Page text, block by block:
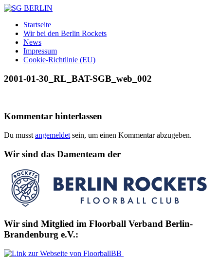
Zum
springen
BERLIN
DAMEN
FLOORBALL
TEAM
Startseite
Wir bei den Berlin Rockets
News
Impressum
Cookie-Richtlinie (EU)
2001-01-30_RL_BAT-SGB_web_002
Kommentar hinterlassen
Du musst angemeldet sein, um einen Kommentar abzugeben.
Wir sind das Damenteam der
Wir sind Mitglied im Floorball Verband Berlin-
Brandenburg e.V.: